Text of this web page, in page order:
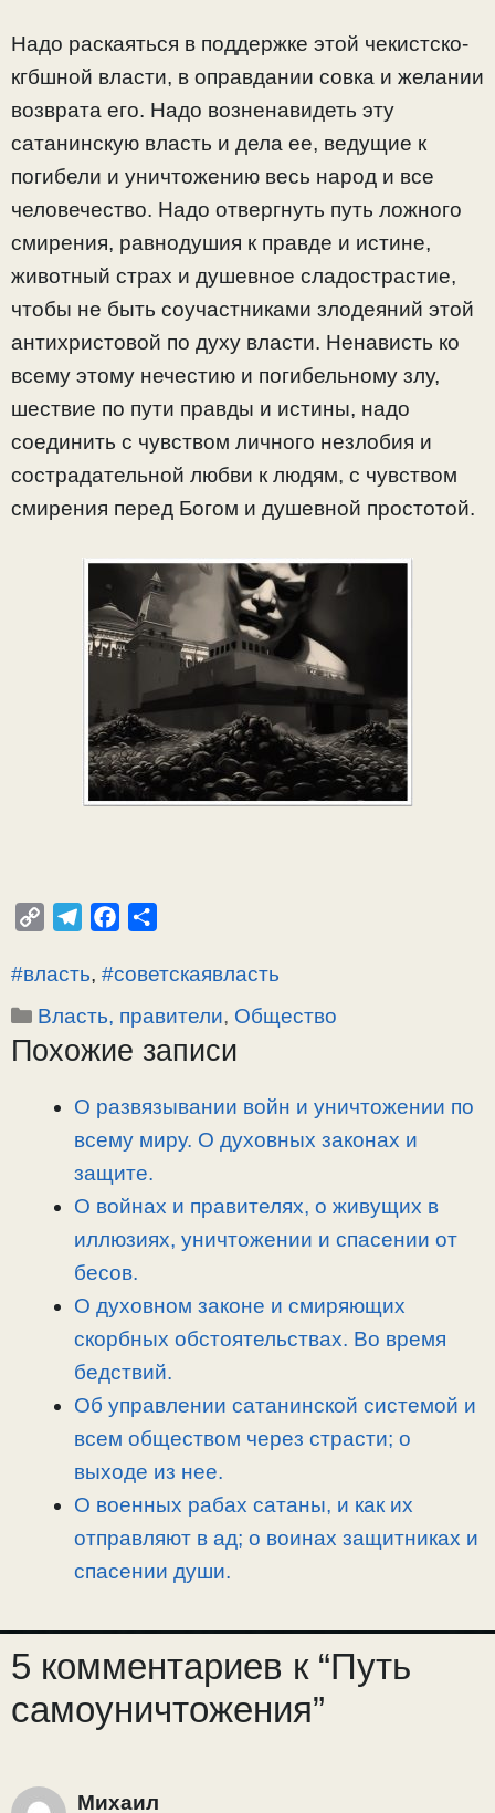
Надо раскаяться в поддержке этой чекистско-
кгбшной власти, в оправдании совка и желании
возврата его. Надо возненавидеть эту
сатанинскую власть и дела ее, ведущие к
погибели и уничтожению весь народ и все
человечество. Надо отвергнуть путь ложного
смирения, равнодушия к правде и истине,
животный страх и душевное сладострастие,
чтобы не быть соучастниками злодеяний этой
антихристовой по духу власти. Ненависть ко
всему этому нечестию и погибельному злу,
шествие по пути правды и истины, надо
соединить с чувством личного незлобия и
сострадательной любви к людям, с чувством
смирения перед Богом и душевной простотой.
p
i
l
r
m
c
o
k
п
в
т
ь
#власть, #советскаявласть
Рубрики
Власть, правители, Общество
Похожие записи
О развязывании войн и уничтожении по
всему миру. О духовных законах и
защите.
О войнах и правителях, о живущих в
иллюзиях, уничтожении и спасении от
бесов.
О духовном законе и смиряющих
скорбных обстоятельствах. Во время
бедствий.
Об управлении сатанинской системой и
всем обществом через страсти; о
выходе из нее.
О военных рабах сатаны, и как их
отправляют в ад; о воинах защитниках и
спасении души.
5 комментариев к “Путь
самоуничтожения”
Михаил